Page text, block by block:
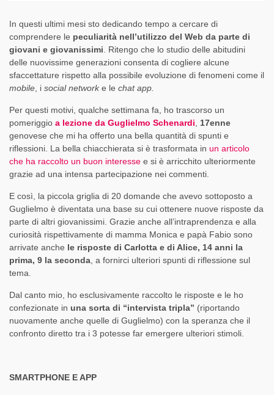
In questi ultimi mesi sto dedicando tempo a cercare di
comprendere le peculiarità nell’utilizzo del Web da parte di
giovani e giovanissimi. Ritengo che lo studio delle abitudini
delle nuovissime generazioni consenta di cogliere alcune
sfaccettature rispetto alla possibile evoluzione di fenomeni come il
mobile, i social networke le chat app.
Per questi motivi, qualche settimana fa, ho trascorso un
pomeriggio a lezione da Guglielmo Schenardi, 17enne
genovese che mi ha offerto una bella quantità di spunti e
riflessioni. La bella chiacchierata si è trasformata in un articolo
che ha raccolto un buon interesse e si è arricchito ulteriormente
grazie ad una intensa partecipazione nei commenti.
E così, la piccola griglia di 20 domande che avevo sottoposto a
Guglielmo è diventata una base su cui ottenere nuove risposte da
parte di altri giovanissimi. Grazie anche all’intraprendenza e alla
curiosità rispettivamente di mamma Monica e papà Fabio sono
arrivate anche le risposte di Carlotta e di Alice, 14 anni la
prima, 9 la seconda, a fornirci ulteriori spunti di riflessione sul
tema.
Dal canto mio, ho esclusivamente raccolto le risposte e le ho
confezionate in una sorta di “intervista tripla” (riportando
nuovamente anche quelle di Guglielmo) con la speranza che il
confronto diretto tra i 3 potesse far emergere ulteriori stimoli.
SMARTPHONE E APP